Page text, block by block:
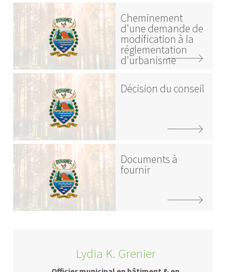
Cheminement
d'une demande de
modification à la
réglementation
d'urbanisme
Décision du conseil
Documents à
fournir
Lydia K. Grenier